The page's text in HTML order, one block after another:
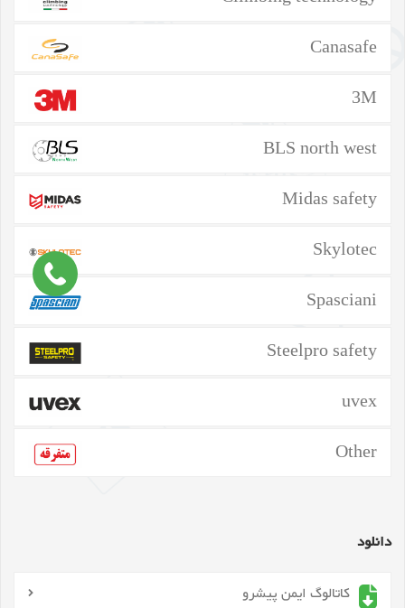
Canasafe
3M
BLS north west
Midas safety
Skylotec
Spasciani
Steelpro safety
uvex
Other
دانلود
کاتالوگ ایمن پیشرو